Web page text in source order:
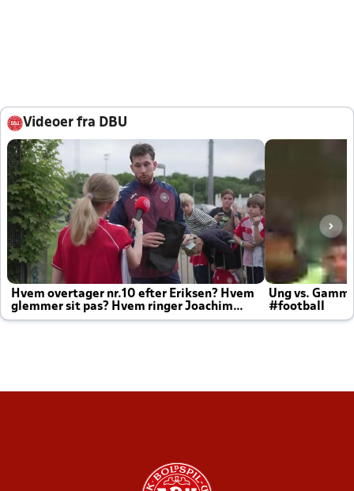
Videoer fra DBU
Hvem overtager nr.10 efter Eriksen? Hvem
glemmer sit pas? Hvem ringer Joachim
altid til efter kampe?
Ung vs.
#football